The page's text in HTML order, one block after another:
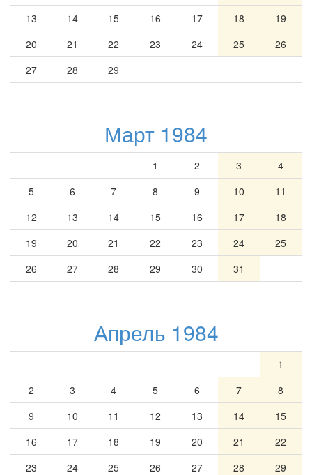
13
14 15 16 17 18
19
20
21 22 23 24 25
26
27
28 29
Март 1984
1 2 3
4
5
6 7 8 9 10
11
12
13 14 15 16 17
18
19
20 21 22 23 24
25
26
27 28 29 30 31
Апрель 1984
1
2
3 4 5 6 7
8
9
10 11 12 13 14
15
16
17 18 19 20 21
22
23
24 25 26 27 28
29